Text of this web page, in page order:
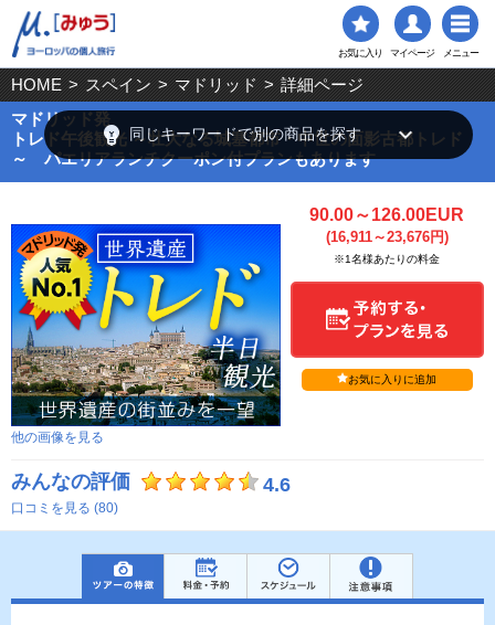
お気に入り マイページ メニュー
HOME > スペイン > マドリッド > 詳細ページ
マドリッド発
トレド午後観光 ～壮大なる城塞都市・中世の面影古都トレド
～ パエリアランチクーポン付プランもあります
他の画像を見る
90.00～126.00EUR
(16,911～23,676円)
※1名様あたりの料金
お気に入りに追加
みんなの評価 4.6
口コミを見る (80)
emoji_objects同じキーワードで別の商品を探すkeyboard_arrow_down